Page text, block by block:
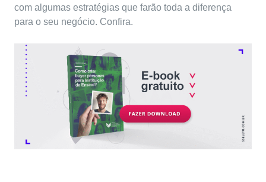
com algumas estratégias que farão toda a diferença
para o seu negócio. Confira.